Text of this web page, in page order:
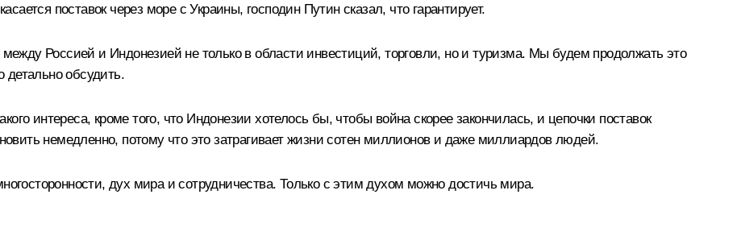
поставок через море с Украины, господин Путин сказал, что гарантирует.
Россией и Индонезией не только в области инвестиций, торговли, но и туризма. Мы будем продолжать это
детально обсудить.
интереса, кроме того, что Индонезии хотелось бы, чтобы война скорее закончилась, и цепочки поставок
немедленно, потому что это затрагивает жизни сотен миллионов и даже миллиардов людей.
дух мира и сотрудничества. Только с этим духом можно достичь мира.